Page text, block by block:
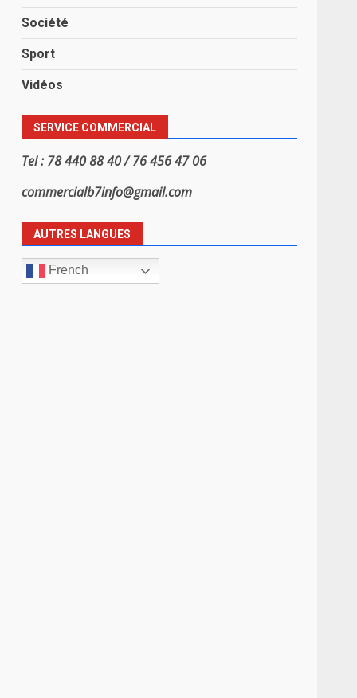
Société
Sport
Vidéos
SERVICE COMMERCIAL
Tel : 78 440 88 40 / 76 456 47 06
commercialb7info@gmail.com
AUTRES LANGUES
French